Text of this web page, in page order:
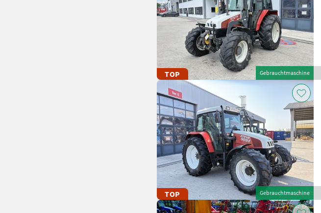
TOP Gebrauchtmaschine
TOP Gebrauchtmaschine